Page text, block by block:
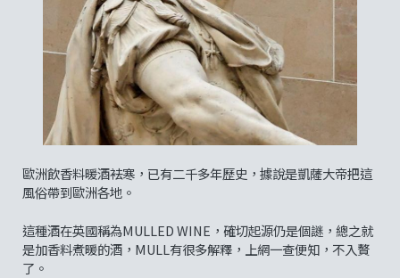
歐洲飲香料暖酒袪寒，已有二千多年歷史，據說是凱薩大帝把這
風俗帶到歐洲各地。
這種酒在英國稱為MULLED WINE，確切起源仍是個謎，總之就
是加香料煮暖的酒，MULL有很多解釋，上網一查便知，不入贅
了。